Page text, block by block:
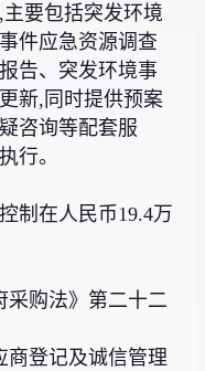
要包括突发环境
件应急资源调查
告、突发环境事
新,同时提供预案
咨询等配套服
行。
制在人民币19.4万
采购法》第二十二
商登记及诚信管理